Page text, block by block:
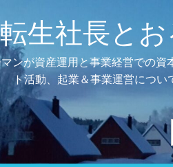
転生社長と
ンが資産運用と事業経営での
ト活動、起業＆事業運営につ